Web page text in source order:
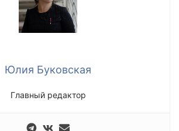
Юлия Буковская
Главный редактор